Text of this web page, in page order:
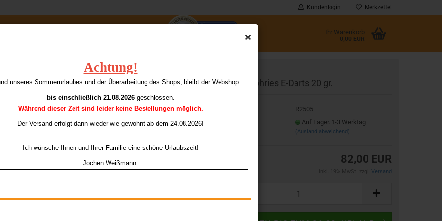
Achtung!
unseres Sommerurlaubes und der Überarbeitung des Shops, bleibt der Webshop
bis einschließlich 21.08.2026geschlossen.
Während dieser Zeit sind leider keine Bestellungen möglich.
Der Versand erfolgt dann wieder wie gewohnt ab dem 24.08.2026!
Ich wünsche Ihnen und Ihrer Familie eine schöne Urlaubszeit!
Jochen Weißmann
Kundenlogin
Passwort
Merkzettel
Ihr Warenkorb
0,00 EUR
Kategorie Luke Humphries E-Darts 20 gr.
R2505
Auf Lager. 1-3 Werktag
(Ausland abweichend)
82,00 EUR
Versand